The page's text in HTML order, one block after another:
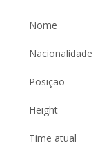
Nome
Nacionalidade
Posição
Height
Time atual